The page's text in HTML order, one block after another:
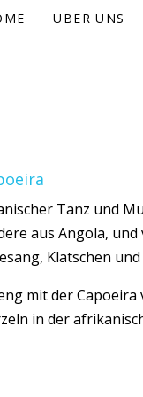
ÜBER UNS
Tanz und
aus Angola,
Klatschen
mit der
in der